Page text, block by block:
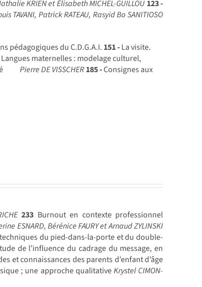
KRIEN et Élisabeth MICHEL-GUILLOU 123 -
TAVANI, Patrick RATEAU, Rasyid Bo SANITIOSO
pédagogiques du C.D.G.A.I. 151 -La visite.
Langues maternelles : modelage culturel,
Pierre DE VISSCHER185 -Consignes aux
233 Burnout en contexte professionnel
ESNARD, Bérénice FAURY et Arnaud ZYLINSKI
du pied-dans-la-porte et du double-
de l’influence du cadrage du message, en
et connaissances des parents d’enfant d’âge
; une approche qualitativeKrystel CIMON-